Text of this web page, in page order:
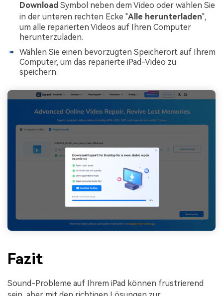
Download Symbol neben dem Video oder wählen Sie
in der unteren rechten Ecke "Alle herunterladen",
um alle reparierten Videos auf Ihren Computer
herunterzuladen.
Wählen Sie einen bevorzugten Speicherort auf Ihrem
Computer, um das reparierte iPad-Video zu
speichern.
Fazit
Sound-Probleme auf Ihrem iPad können frustrierend